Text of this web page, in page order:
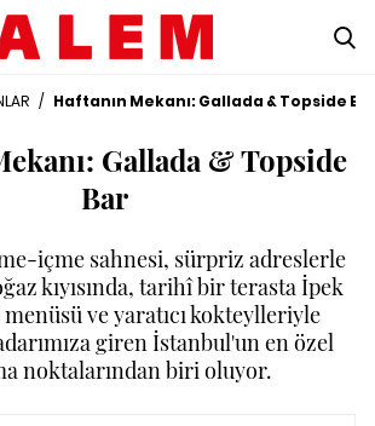
/ Haftanın Mekanı: Gallada & Topside
Gallada & Topside
Bar
içme sahnesi, sürpriz adreslerle
kıyısında, tarihî bir terasta İpek
ve yaratıcı kokteylleriyle
giren İstanbul'un en özel
noktalarından biri oluyor.